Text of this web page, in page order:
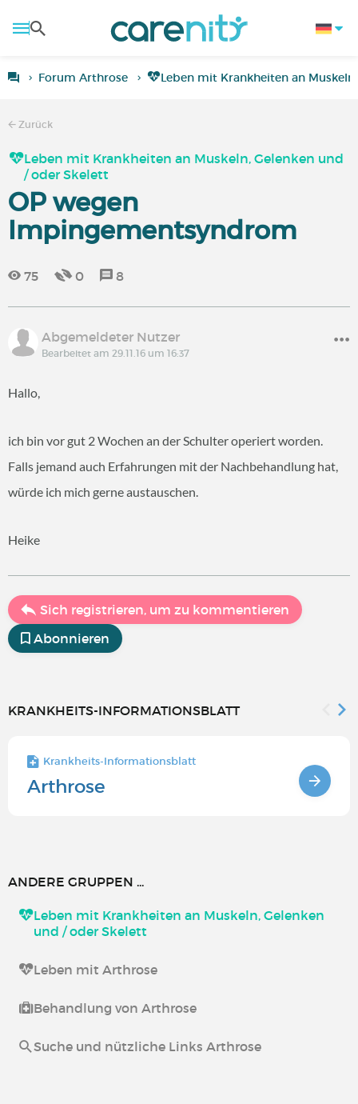
Forum Arthrose Leben mit Krankheiten an
Zurück
Leben mit Krankheiten an Muskeln, Gelenken und
/ oder Skelett
OP wegen
Impingementsyndrom
75 0 8
Abgemeldeter Nutzer
Bearbeitet am 29.11.16 um 16:37
Hallo,
ich bin vor gut 2 Wochen an der Schulter operiert worden.
Falls jemand auch Erfahrungen mit der Nachbehandlung hat,
würde ich mich gerne austauschen.
Heike
Sich registrieren, um zu kommentieren
Abonnieren
KRANKHEITS-INFORMATIONSBLATT
Krankheits-Informationsblatt
Arthrose
ANDERE GRUPPEN ...
Leben mit Krankheiten an Muskeln, Gelenken
und / oder Skelett
Leben mit Arthrose
Behandlung von Arthrose
Suche und nützliche Links Arthrose